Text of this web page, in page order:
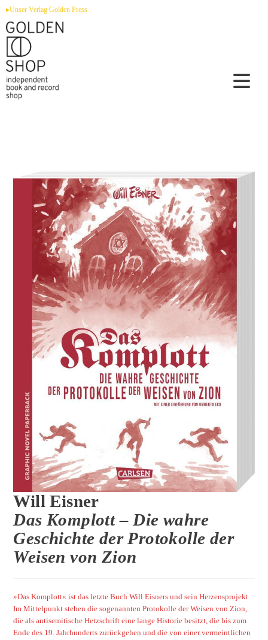
Zum
springen
▸Unser Verlag Golden Press
Will Eisner
Das Komplott – Die wahre
Geschichte der Protokolle der
Weisen von Zion
»Das Komplott« ist das letzte Buch Will Eisners und sein Herzensprojekt.
Im Mittelpunkt stehen die sogenannten Protokolle der Weisen von Zion,
die als antisemitische Hetzschrift eine lange Historie besitzt, die bis zum
Ende des 19. Jahrhunderts zurückgehen und die von einer vermeintlichen